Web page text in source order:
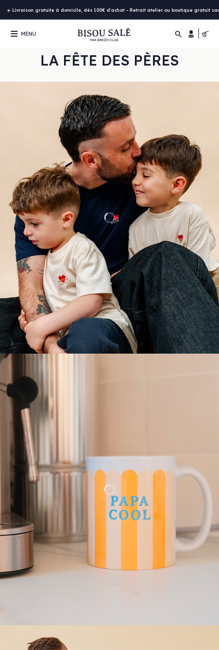
☀️ Livraison gratuite à domicile, dès 100€ d'achat - Retrait atelier ou boutique gratuit
MENU 
LA FÊTE DES PÈRES
TOUTES NOS IDÉES